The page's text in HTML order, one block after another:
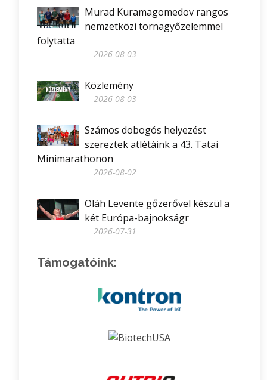
Murad Kuramagomedov rangos
nemzetközi tornagyőzelemmel
folytatta
2026-08-03
Közlemény
2026-08-03
Számos dobogós helyezést
szereztek atlétáink a 43. Tatai
Minimarathonon
2026-08-02
Oláh Levente gőzerővel készül a
két Európa-bajnokságr
2026-07-31
Támogatóink: